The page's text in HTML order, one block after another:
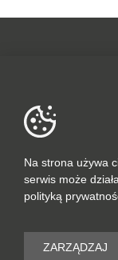
SOCIAL MEDIA
DANE
© 2023
PORT-REAL
Na strona używa
serwis może
polityką
ZARZĄDZAJ